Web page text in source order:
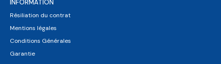
INFORMATION
Résiliation du contrat
Mentions légales
Conditions Générales
Garantie